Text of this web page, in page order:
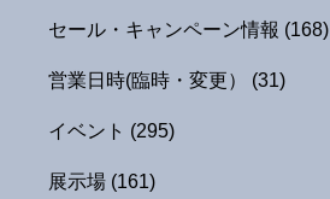
セール・キャンペーン情報 (168)
営業日時(臨時・変更） (31)
イベント (295)
展示場 (161)